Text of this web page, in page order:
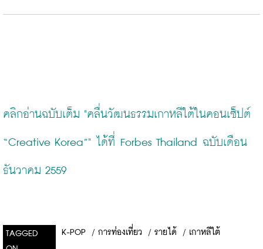
คลิกอ่านฉบับเต็ม "คลื่นวัฒนธรรมเกาหลีใต้ในคอนเซ็ปต์
“Creative Korea”" ได้ที่ Forbes Thailand ฉบับเดือน
ธันวาคม 2559
TAGGED
K-POP / การท่องเที่ยว / รายได้ / เกาหลีใต้